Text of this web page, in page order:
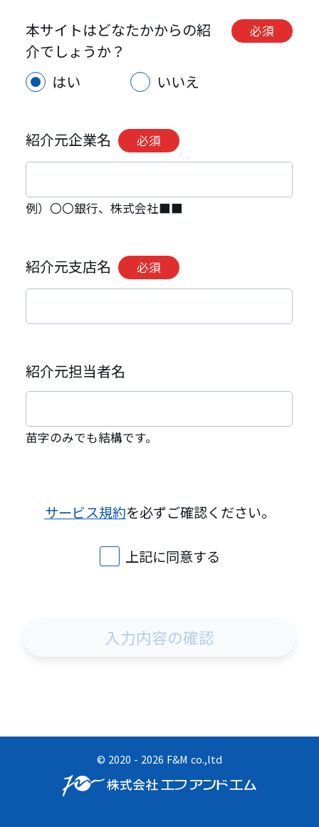
本サイトはどなたかからの紹
介でしょうか？
必須
はい いいえ
紹介元企業名 必須
例）〇〇銀行、株式会社■■
紹介元支店名 必須
紹介元担当者名
苗字のみでも結構です。
サービス規約を必ずご確認ください。
上記に同意する
入力内容の確認
©︎ 2020 - 2026 F&M co.,ltd